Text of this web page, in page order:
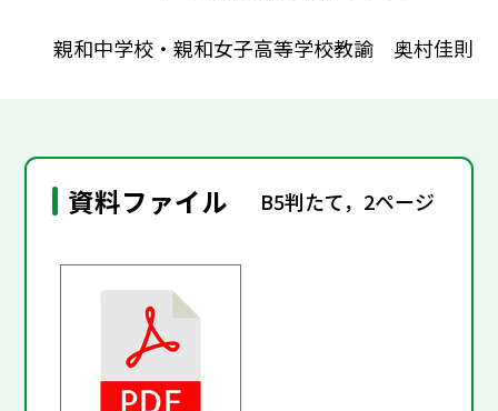
親和中学校・親和女子高等学校教諭 奥村佳則
資料ファイル B5判たて，2ページ